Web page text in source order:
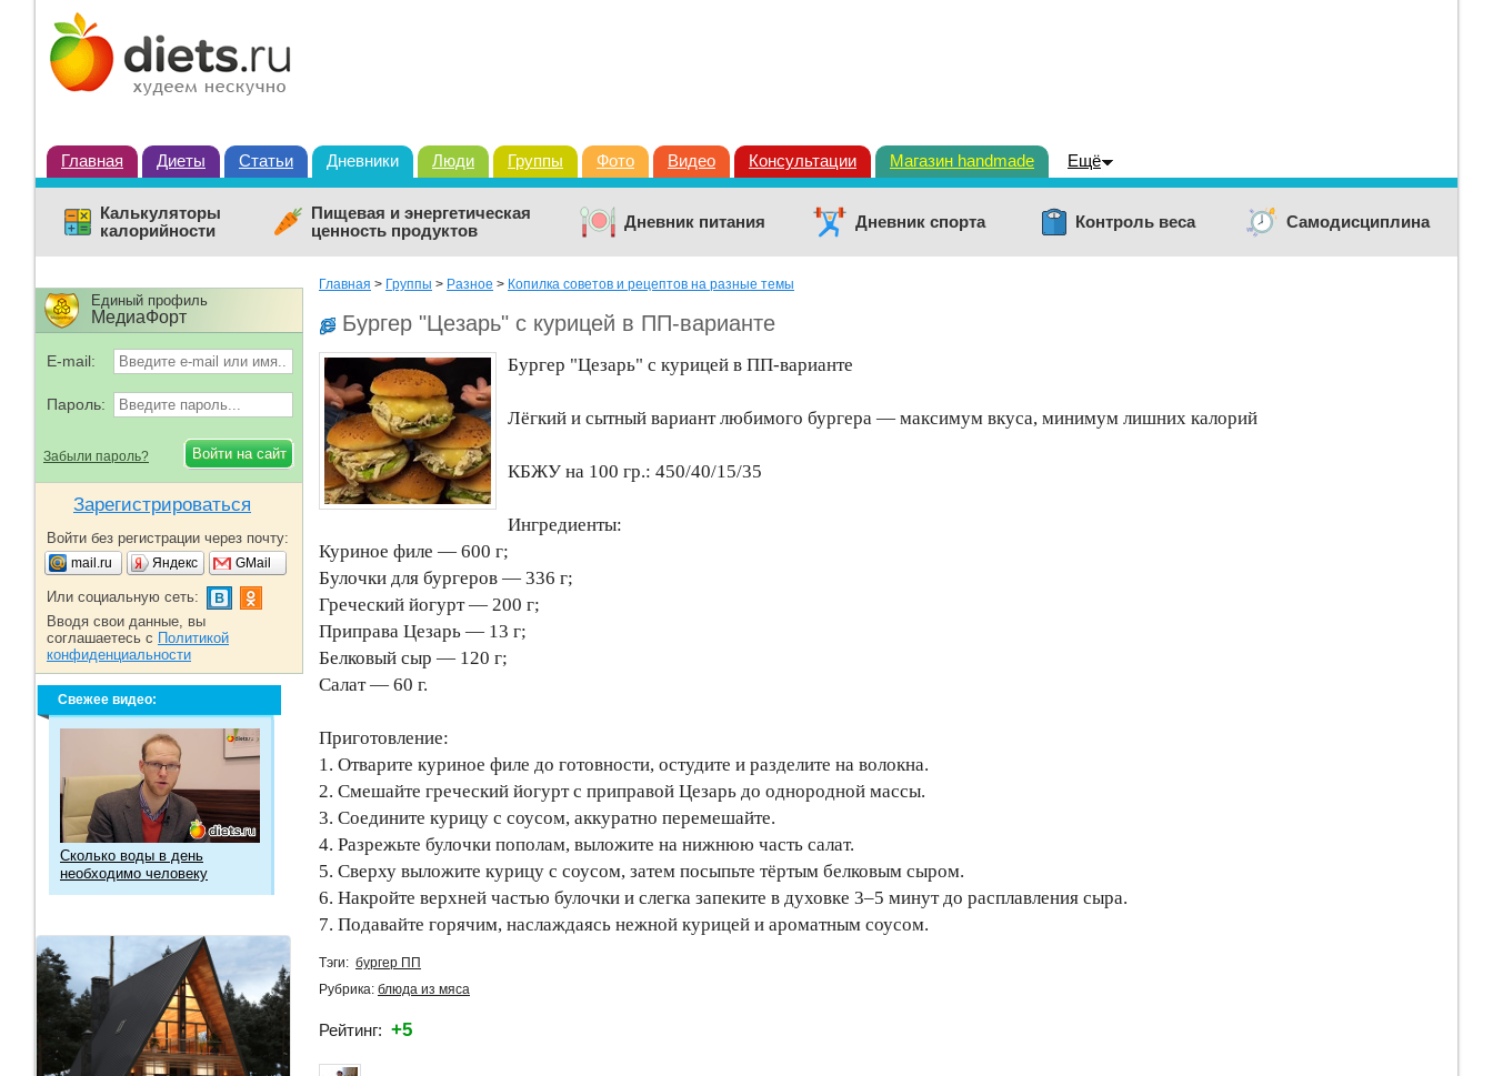
Главная Диеты Статьи Дневники Люди Группы Фото Видео Консультации Магазин handmade Ещё
Калькуляторы
калорийности
Пищевая и энергетическая
ценность продуктов
Дневник питания Дневник спорта Контроль веса Самодисциплина
Главная > Группы > Разное > Копилка советов и рецептов на разные темы
Бургер "Цезарь" с курицей в ПП-варианте
Бургер "Цезарь" с курицей в ПП-варианте
Лёгкий и сытный вариант любимого бургера — максимум вкуса, минимум лишних калорий
КБЖУ на 100 гр.: 450/40/15/35
Ингредиенты:
Куриное филе — 600 г;
Булочки для бургеров — 336 г;
Греческий йогурт — 200 г;
Приправа Цезарь — 13 г;
Белковый сыр — 120 г;
Салат — 60 г.
Приготовление:
1. Отварите куриное филе до готовности, остудите и разделите на волокна.
2. Смешайте греческий йогурт с приправой Цезарь до однородной массы.
3. Соедините курицу с соусом, аккуратно перемешайте.
4. Разрежьте булочки пополам, выложите на нижнюю часть салат.
5. Сверху выложите курицу с соусом, затем посыпьте тёртым белковым сыром.
6. Накройте верхней частью булочки и слегка запеките в духовке 3–5 минут до расплавления сыра.
7. Подавайте горячим, наслаждаясь нежной курицей и ароматным соусом.
Тэги: бургер ПП
Рубрика: блюда из мяса
Рейтинг: +5
Единый профиль
МедиаФорт
E-mail:
Пароль:
Забыли пароль?
Зарегистрироваться
Войти без регистрации через почту:
mail.ru Яндекс GMail
Или социальную сеть:
Вводя свои данные, вы
соглашаетесь с Политикой
конфиденциальности
Свежее видео:
Сколько воды в день
необходимо человеку